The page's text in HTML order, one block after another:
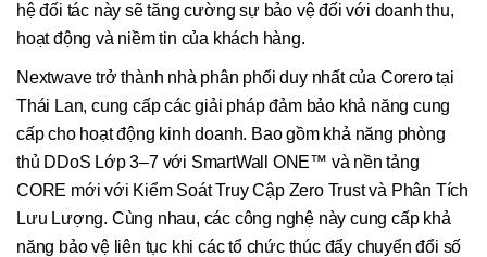
hệ đối tác này sẽ tăng cường sự bảo vệ đối với doanh thu,
hoạt động và niềm tin của khách hàng.
Nextwave trở thành nhà phân phối duy nhất của Corero tại
Thái Lan, cung cấp các giải pháp đảm bảo khả năng cung
cấp cho hoạt động kinh doanh. Bao gồm khả năng phòng
thủ DDoS Lớp 3–7 với SmartWall ONE™ và nền tảng
CORE mới với Kiểm Soát Truy Cập Zero Trust và Phân Tích
Lưu Lượng. Cùng nhau, các công nghệ này cung cấp khả
năng bảo vệ liên tục khi các tổ chức thúc đẩy chuyển đổi số